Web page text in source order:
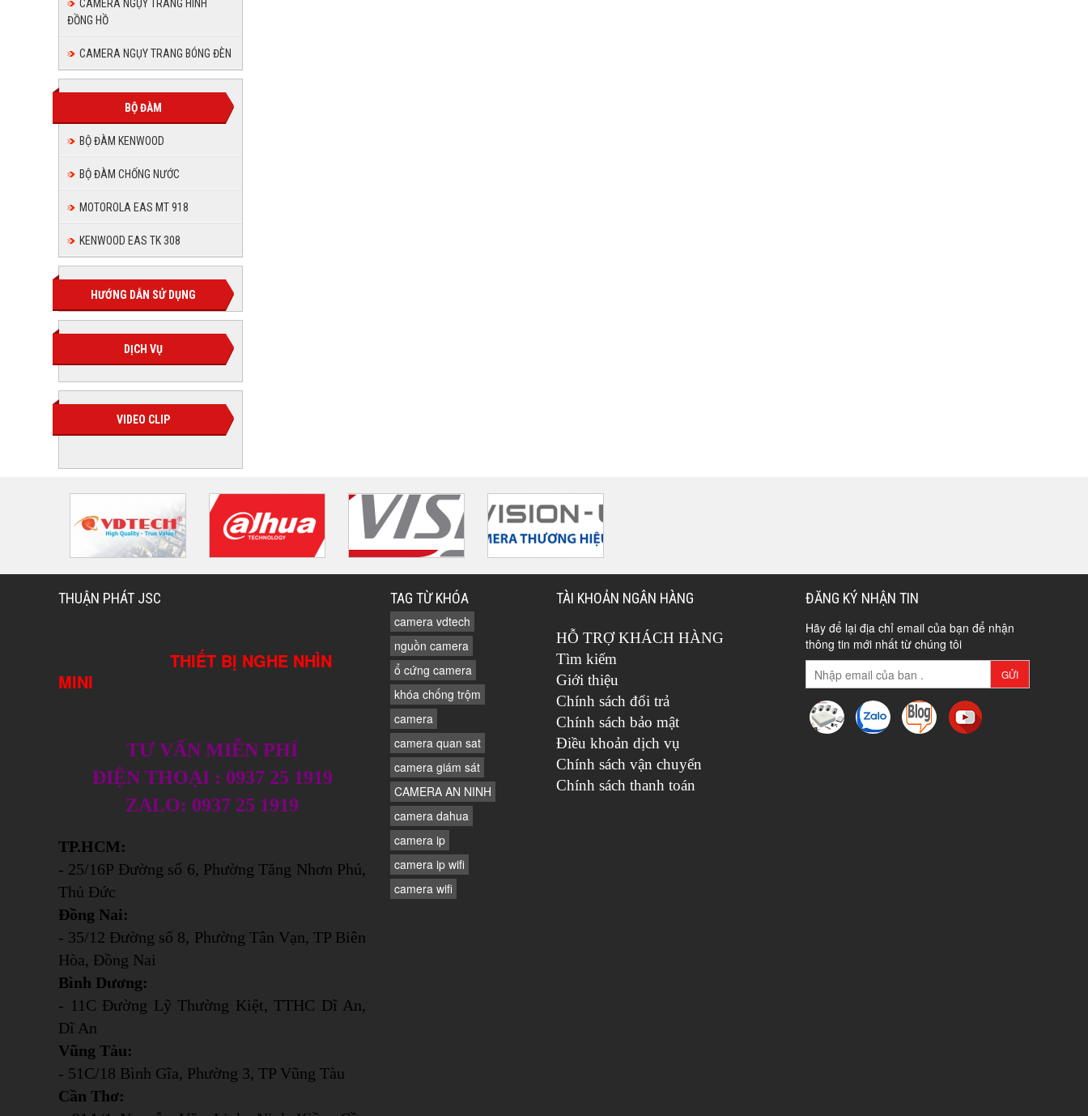
CAMERA NGỤY TRANG HÌNH
ĐỒNG HỒ
CAMERA NGỤY TRANG BÓNG ĐÈN
BỘ ĐÀM
BỘ ĐÀM KENWOOD
BỘ ĐÀM CHỐNG NƯỚC
MOTOROLA EAS MT 918
KENWOOD EAS TK 308
HƯỚNG DẪN SỬ DỤNG
DỊCH VỤ
VIDEO CLIP
THUẬN PHÁT JSC
THIẾT BỊ NGHE NHÌN
MINI
TƯ VẤN MIỄN PHÍ
ĐIỆN THOẠI : 0937 25 1919
ZALO: 0937 25 1919
TP.HCM:
- 25/16P Đường số 6, Phường Tăng Nhơn Phú,
Thủ Đức
Đồng Nai:
- 35/12 Đường số 8, Phường Tân Vạn, TP Biên
Hòa, Đồng Nai
Bình Dương:
- 11C Đường Lỹ Thường Kiệt, TTHC Dĩ An,
Dĩ An
Vũng Tàu:
- 51C/18 Bình Gĩa, Phường 3, TP Vũng Tàu
Cần Thơ:
TAG TỪ KHÓA
camera vdtech
nguồn camera
ổ cứng camera
khóa chống trộm
camera
camera quan sat
camera giám sát
CAMERA AN NINH
camera dahua
camera ip
camera ip wifi
camera wifi
TÀI KHOẢN NGÂN HÀNG
HỖ TRỢ KHÁCH HÀNG
Tìm kiếm
Giới thiệu
Chính sách đổi trả
Chính sách bảo mật
Điều khoản dịch vụ
Chính sách vận chuyển
Chính sách thanh toán
ĐĂNG KÝ NHẬN TIN
Hãy để lại địa chỉ email của bạn để nhận
thông tin mới nhất từ chúng tôi
GỬI